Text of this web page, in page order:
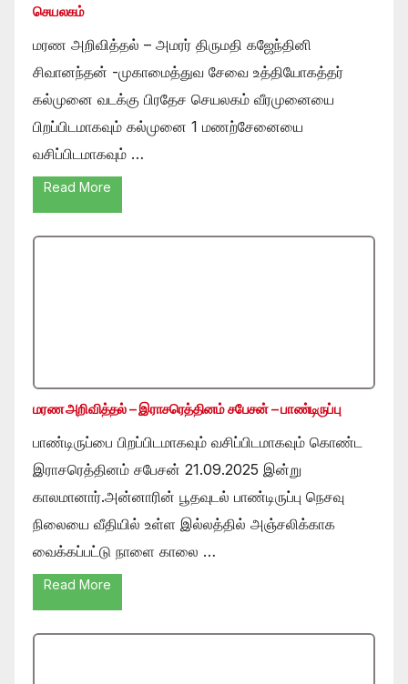
செயலகம்
மரண அறிவித்தல் – அமரர் திருமதி கஜேந்தினி
சிவானந்தன் -முகாமைத்துவ சேவை உத்தியோகத்தர்
கல்முனை வடக்கு பிரதேச செயலகம் வீரமுனையை
பிறப்பிடமாகவும் கல்முனை 1 மணற்சேனையை
வசிப்பிடமாகவும் …
Read More
மரண அறிவித்தல் – இராசரெத்தினம் சபேசன் – பாண்டிருப்பு
பாண்டிருப்பை பிறப்பிடமாகவும் வசிப்பிடமாகவும் கொண்ட
இராசரெத்தினம் சபேசன் 21.09.2025 இன்று
காலமானார்.அன்னாரின் பூதவுடல் பாண்டிருப்பு நெசவு
நிலையை வீதியில் உள்ள இல்லத்தில் அஞ்சலிக்காக
வைக்கப்பட்டு நாளை காலை …
Read More